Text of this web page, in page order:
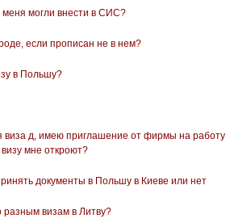
меня могли внести в СИС?
если прописан не в нем?
в Польшу?
виза д, имею приглашение от фирмы на работу
мне откроют?
документы в Польшу в Киеве или нет
визам в Литву?